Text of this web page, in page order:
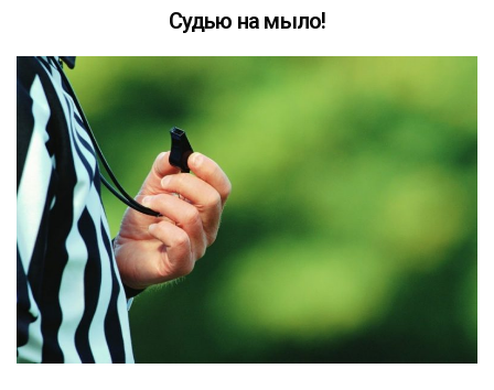
Судью на мыло!